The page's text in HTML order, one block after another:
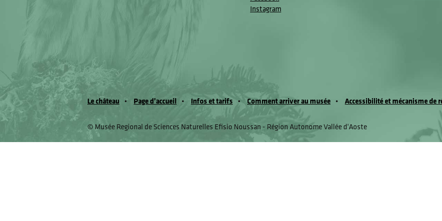
Instagram
Le château Page d’accueil Infos et tarifs Comment arriver au musée Accessibilité et mécanisme de
© Musée Regional de Sciences Naturelles Efisio Noussan - Région Autonome Vallée d'Aoste